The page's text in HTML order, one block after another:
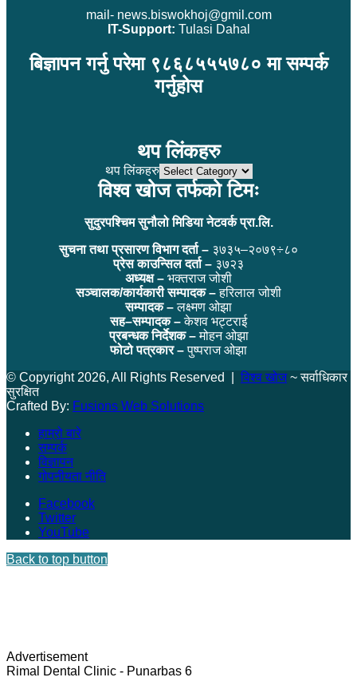
mail- news.biswokhoj@gmil.com
IT-Support: Tulasi Dahal
बिज्ञापन गर्नु परेमा ९८६८५५५७८० मा सम्पर्क
गर्नुहोस
थप लिंकहरु
थप लिंकहरु
विश्व खोज तर्फको टिमः
सुदुरपश्चिम सुनौलो मिडिया नेटवर्क प्रा.लि.
सुचना तथा प्रसारण विभाग दर्ता – ३७३५–२०७९÷८०
प्रेस काउन्सिल दर्ता – ३७२३
अध्यक्ष – भक्तराज जोशी
सञ्चालक/कार्यकारी सम्पादक –हरिलाल जोशी
सम्पादक –लक्ष्मण ओझा
सह–सम्पादक –केशव भट्टराई
प्रबन्धक निर्देशक –मोहन ओझा
फोटो पत्रकार –पुष्पराज ओझा
© Copyright 2026, All Rights Reserved | विश्व खोज~ सर्वाधिकार
सुरक्षित
Crafted By: Fusions Web Solutions
हाम्रो बारे
सम्पर्क
विज्ञापन
गोपनीयता नीति
Facebook
Twitter
YouTube
Back to top button
Advertisement
Rimal Dental Clinic - Punarbas 6